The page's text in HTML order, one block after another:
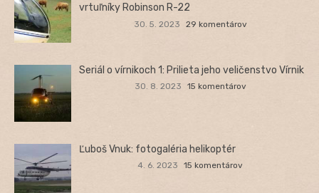
vrtuľníky Robinson R-22
30. 5. 2023 29 komentárov
Seriál o vírnikoch 1: Prilieta jeho veličenstvo Vírnik
30. 8. 2023 15 komentárov
Ľuboš Vnuk: fotogaléria helikoptér
4. 6. 2023 15 komentárov